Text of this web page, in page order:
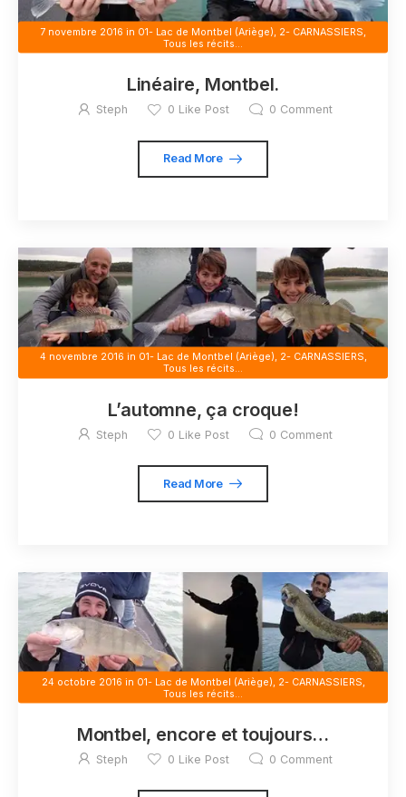
7 novembre 2016 in 01- Lac de Montbel (Ariège) 2- CARNASSIERS
Tous les récits...
Linéaire, Montbel.
Steph 0 Like Post 0 Comment
Read More
4 novembre 2016 in 01- Lac de Montbel (Ariège), 2- CARNASSIERS,
Tous les récits...
L’automne, ça croque!
Steph 0 Like Post 0 Comment
Read More
24 octobre 2016 in 01- Lac de Montbel (Ariège) 2- CARNASSIERS
Tous les récits...
Montbel, encore et toujours…
Steph 0 Like Post 0 Comment